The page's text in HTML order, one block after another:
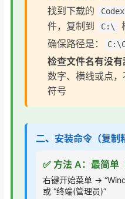
找到下载的
件，复制到
C:\
确保路径是：
检查文件名有没有
数字、横线或点
符号
二、安装命令（复制
✅ 方法 A：最简单
右键开始菜单 →
或 “终端(管理员)”